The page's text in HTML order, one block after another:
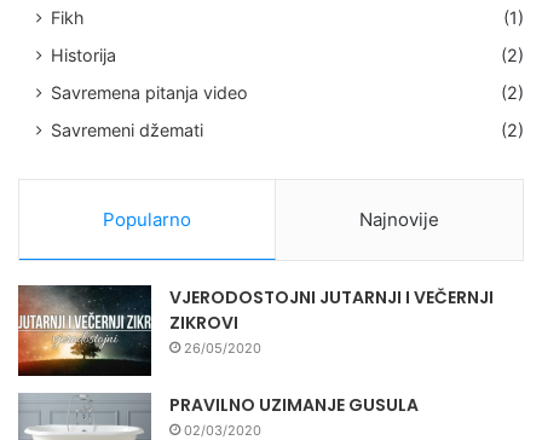
Fikh
(1)
Historija
(2)
Savremena pitanja video
(2)
Savremeni džemati
(2)
Popularno Najnovije
VJERODOSTOJNI JUTARNJI I VEČERNJI
ZIKROVI
26/05/2020
PRAVILNO UZIMANJE GUSULA
02/03/2020